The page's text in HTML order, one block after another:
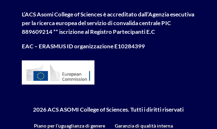
L’ACS Asomi College of Sciences è accreditato dall’Agenzia esecutiva
per la ricerca europea del servizio di convalida centrale PIC
889609214 ** iscrizione al Registro Partecipanti E.C
EAC – ERASMUS IDorganizzazione E10284399
2026 ACS ASOMI College of Sciences. Tutti i diritti riservati
Piano per l’uguaglianza di genere Garanzia di qualità interna